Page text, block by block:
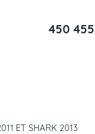
450
ET SHARK 2013